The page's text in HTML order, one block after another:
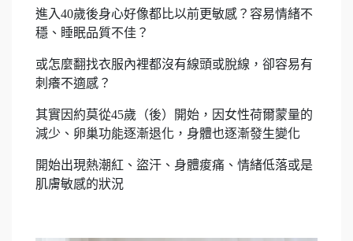
進入40歲後身心好像都比以前更敏感？容易情緒不
穩、睡眠品質不佳？
或怎麼翻找衣服內裡都沒有線頭或脫線，卻容易有
刺癢不適感？
其實因約莫從45歲（後）開始，因女性荷爾蒙量的
減少、卵巢功能逐漸退化，身體也逐漸發生變化
開始出現熱潮紅、盜汗、身體痠痛、情緒低落或是
肌膚敏感的狀況